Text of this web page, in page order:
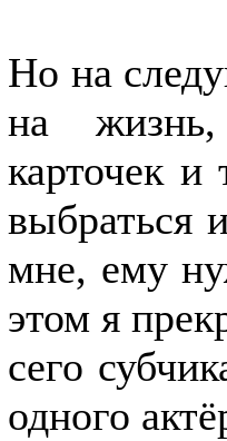
Но на
на жизнь,
карточек
выбраться
мне, ему
этом я
сего
одного